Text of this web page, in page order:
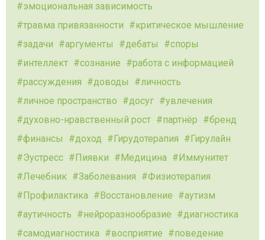
эмоциональная зависимость
травма привязанности
критическое мышление
задачи
аргументы дебаты
споры
интеллект
сознание
работа с информацией
рассуждения
доводы
личность
личное пространство
досуг
увлечения
духовно-нравственный рост
партнёр
бренд
финансы
доход Гирудотерапия
Гирулайн
Эустресс
Пиявки Медицина
Иммунитет
Лечебник
Заболевания
Физиотерапия
Профилактика
Восстановление
аутизм
аутичность
нейроразнообразие
диагностика
самодиагностика
восприятие
поведение